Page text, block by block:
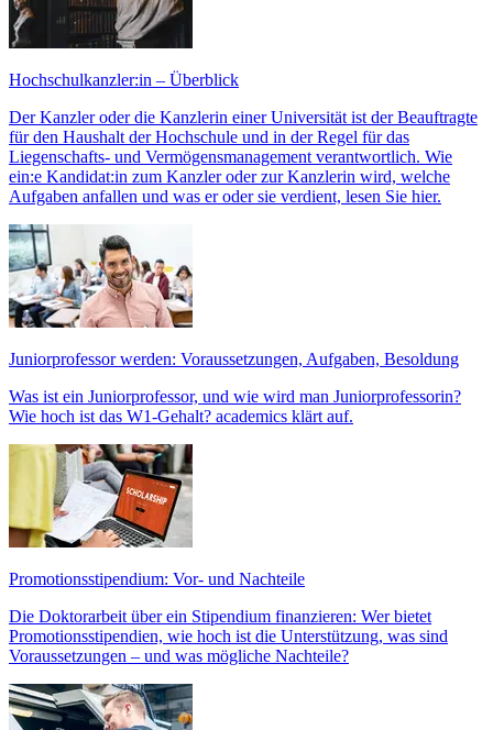
Hochschulkanzler:in – Überblick
Der Kanzler oder die Kanzlerin einer Universität ist der Beauftragte
für den Haushalt der Hochschule und in der Regel für das
Liegenschafts- und Vermögensmanagement verantwortlich. Wie
ein:e Kandidat:in zum Kanzler oder zur Kanzlerin wird, welche
Aufgaben anfallen und was er oder sie verdient, lesen Sie hier.
Juniorprofessor werden: Voraussetzungen, Aufgaben, Besoldung
Was ist ein Juniorprofessor, und wie wird man Juniorprofessorin?
Wie hoch ist das W1-Gehalt? academics klärt auf.
Promotionsstipendium: Vor- und Nachteile
Die Doktorarbeit über ein Stipendium finanzieren: Wer bietet
Promotionsstipendien, wie hoch ist die Unterstützung, was sind
Voraussetzungen – und was mögliche Nachteile?